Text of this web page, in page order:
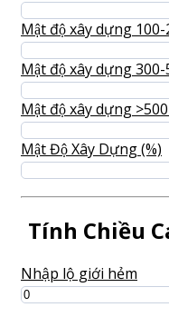
Mật độ xây dựng 100-
Mật độ xây dựng 300-
Mật độ xây dựng
Mật Độ Xây Dựng (%)
Tính Chiều
Nhập lộ giới hẻm